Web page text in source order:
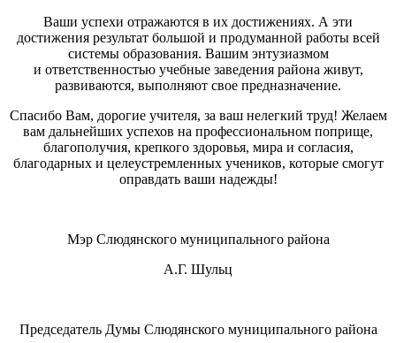
Ваши успехи отражаются в их достижениях. А эти
достижения результат большой и продуманной работы всей
системы образования. Вашим энтузиазмом
и ответственностью учебные заведения района живут,
развиваются, выполняют свое предназначение.
Спасибо Вам, дорогие учителя, за ваш нелегкий труд! Желаем
вам дальнейших успехов на профессиональном поприще,
благополучия, крепкого здоровья, мира и согласия,
благодарных и целеустремленных учеников, которые смогут
оправдать ваши надежды!
Мэр Слюдянского муниципального района
А.Г. Шульц
Председатель Думы Слюдянского муниципального района